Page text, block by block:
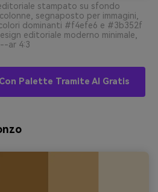
stampato su sfondo
segnaposto per immagini,
dominanti #f4efe6 e #3b352f
editoriale moderno minimale,
ar 4:3
Palette Tramite AI Gratis